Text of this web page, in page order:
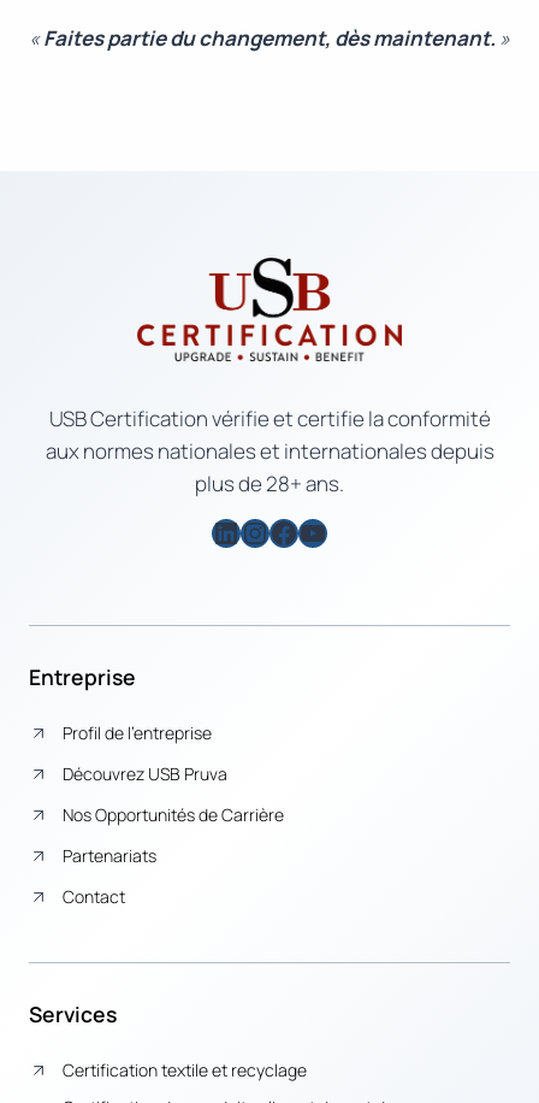
«Faites partie du changement, dès maintenant. »
USB Certification vérifie et certifie la conformité
aux normes nationales et internationales depuis
plus de 28+ ans.
LinkedIn
Instagram
Facebook
YouTube
Entreprise
Profil de l’entreprise
Découvrez USB Pruva
Nos Opportunités de Carrière
Partenariats
Contact
Services
Certification textile et recyclage